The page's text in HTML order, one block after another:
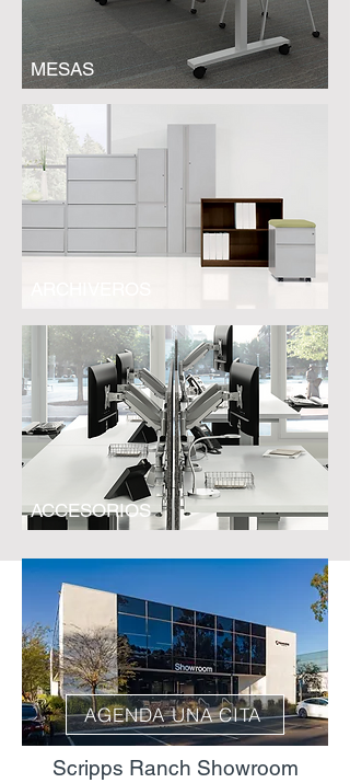
MESAS
ACCESORIOS
AGENDA UNA CITA
Scripps Ranch Showroom